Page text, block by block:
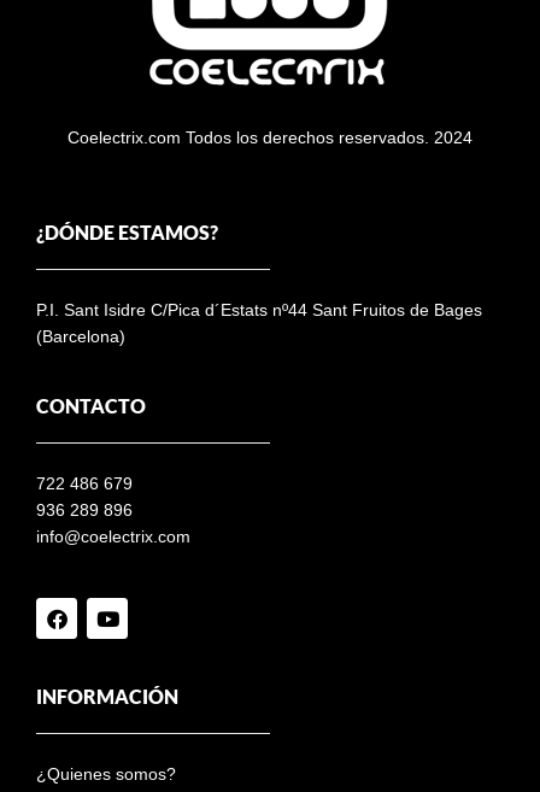
Coelectrix.com Todos los derechos reservados. 2024
¿DÓNDE ESTAMOS?
P.I. Sant Isidre C/Pica d´Estats nº44 Sant Fruitos de Bages
(Barcelona)
CONTACTO
722 486 679
936 289 896
info@coelectrix.com
INFORMACIÓN
¿Quienes somos?